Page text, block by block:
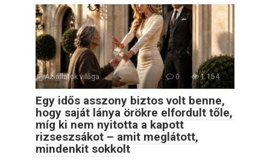
Az állatok világa 0 1 154
Egy idős asszony biztos volt benne,
hogy saját lánya örökre elfordult tőle,
míg ki nem nyitotta a kapott
rizseszsákot – amit meglátott,
mindenkit sokkolt